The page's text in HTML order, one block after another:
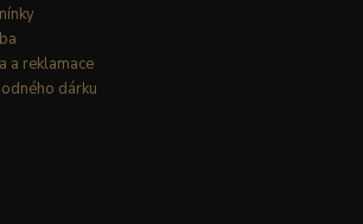
a reklamace
dárku